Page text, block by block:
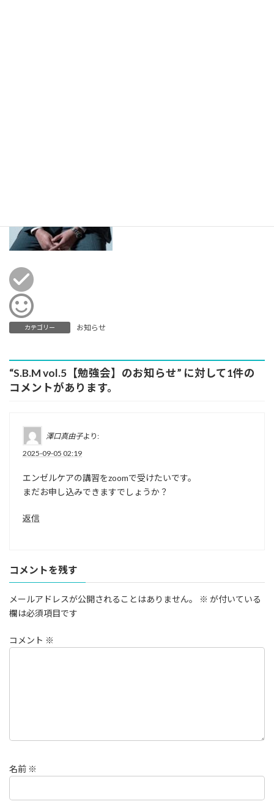
カテゴリー お知らせ
“S.B.M vol.5【勉強会】のお知らせ” に対して1件の
コメントがあります。
澤口真由子より:
2025-09-05 02:19
エンゼルケアの講習をzoomで受けたいです。
まだお申し込みできますでしょうか？
返信
コメントを残す
メールアドレスが公開されることはありません。 ※ が付いている
欄は必須項目です
コメント ※
名前 ※